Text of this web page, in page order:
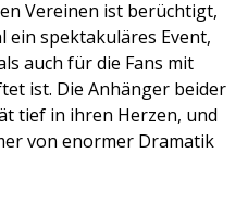
Vereinen ist berüchtigt,
ein spektakuläres Event,
auch für die Fans mit
ist. Die Anhänger beider
tief in ihren Herzen, und
von enormer Dramatik